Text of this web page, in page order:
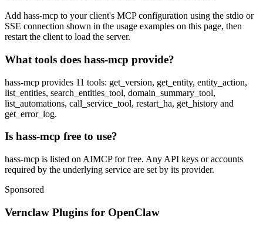
Add hass-mcp to your client's MCP configuration using the stdio or
SSE connection shown in the usage examples on this page, then
restart the client to load the server.
What tools does hass-mcp provide?
hass-mcp provides 11 tools: get_version, get_entity, entity_action,
list_entities, search_entities_tool, domain_summary_tool,
list_automations, call_service_tool, restart_ha, get_history and
get_error_log.
Is hass-mcp free to use?
hass-mcp is listed on AIMCP for free. Any API keys or accounts
required by the underlying service are set by its provider.
Sponsored
Vernclaw Plugins for OpenClaw